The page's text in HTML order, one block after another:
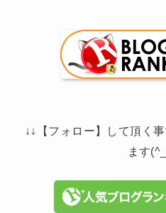
↓↓【フォロー】して頂く
ます